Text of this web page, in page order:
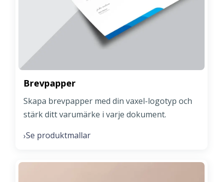
Brevpapper
Skapa brevpapper med din vaxel-logotyp och
stärk ditt varumärke i varje dokument.
›Se produktmallar